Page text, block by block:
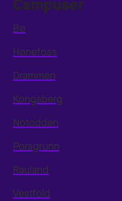
Campuser
Bø
Hønefoss
Drammen
Kongsberg
Notodden
Porsgrunn
Rauland
Vestfold